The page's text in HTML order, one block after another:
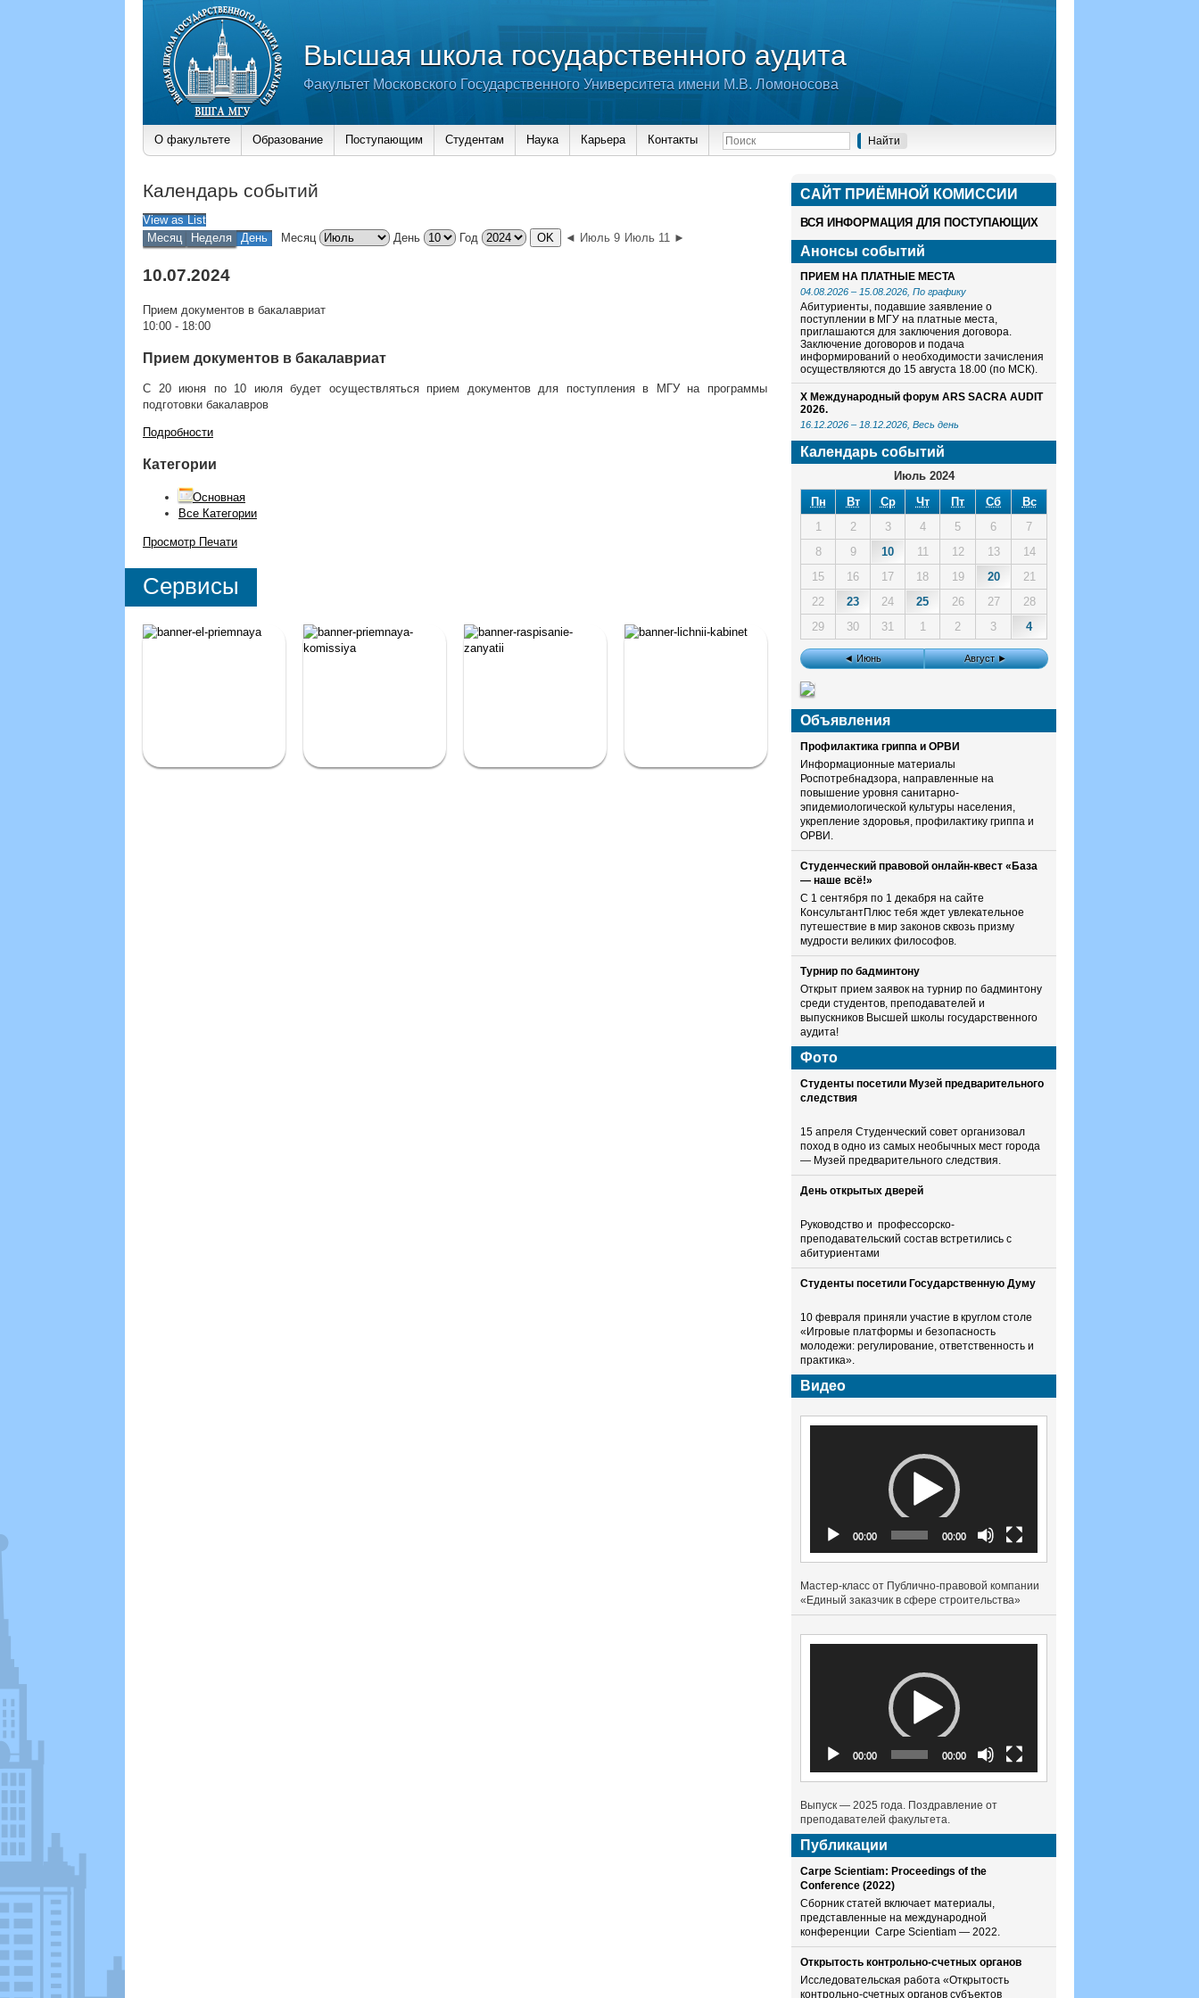
Высшая школа государственного аудита
Факультет Московского Государственного Университета имени М.В. Ломоносова
О факультете Образование Поступающим Студентам Наука Карьера Контакты
Календарь событий
View asList
Месяц
Неделя День Месяц День Год ◄ Июль 9 Июль 11 ►
10.07.2024
Прием документов в бакалавриат
10:00 - 18:00
Прием документов в бакалавриат
С 20 июня по 10 июля будет осуществляться прием документов для поступления в МГУ на программы
подготовки бакалавров
Подробности
Категории
Основная
Все Категории
Просмотр Печати
Сервисы
САЙТ ПРИЁМНОЙ КОМИСCИИ
ВСЯ ИНФОРМАЦИЯ ДЛЯ ПОСТУПАЮЩИХ
Анонсы событий
ПРИЕМ НА ПЛАТНЫЕ МЕСТА
04.08.2026 – 15.08.2026 , По графику
Абитуриенты, подавшие заявление о
поступлении в МГУ на платные места,
приглашаются для заключения договора.
Заключение договоров и подача
информирований о необходимости зачисления
осуществляются до 15 августа 18.00 (по МСК).
X Международный форум ARS SACRA AUDIT
2026.
16.12.2026 – 18.12.2026 , Весь день
Календарь событий
Июль 2024
Пн
Вт Ср Чт Пт Сб
Вс
1
2 3 4 5 6
7
8
9 10 11 12 13
14
15
16 17 18 19 20
21
22
23 24 25 26 27
28
29
30 31 1 2 3 4
◄ Июнь Август ►
Объявления
Профилактика гриппа и ОРВИ
Информационные материалы
Роспотребнадзора, направленные на
повышение уровня санитарно-
эпидемиологической культуры населения,
укрепление здоровья, профилактику гриппа и
ОРВИ.
Студенческий правовой онлайн-квест «База
— наше всё!»
С 1 сентября по 1 декабря на сайте
КонсультантПлюс тебя ждет увлекательное
путешествие в мир законов сквозь призму
мудрости великих философов.
Турнир по бадминтону
Открыт прием заявок на турнир по бадминтону
среди студентов, преподавателей и
выпускников Высшей школы государственного
аудита!
Фото
Студенты посетили Музей предварительного
следствия
15 апреля Студенческий совет организовал
поход в одно из самых необычных мест города
— Музей предварительного следствия.
День открытых дверей
Руководство и профессорско-
преподавательский состав встретились с
абитуриентами
Студенты посетили Государственную Думу
10 февраля приняли участие в круглом столе
«Игровые платформы и безопасность
молодежи: регулирование, ответственность и
практика».
Видео
00:00 00:00
Мастер-класс от Публично-правовой компании
«Единый заказчик в сфере строительства»
00:00 00:00
Выпуск — 2025 года. Поздравление от
преподавателей факультета.
Публикации
Carpe Scientiam: Proceedings of the
Conference (2022)
Сборник статей включает материалы,
представленные на международной
конференции Carpe Scientiam — 2022.
Открытость контрольно-счетных органов
Исследовательская работа «Открытость
контрольно-счетных органов субъектов